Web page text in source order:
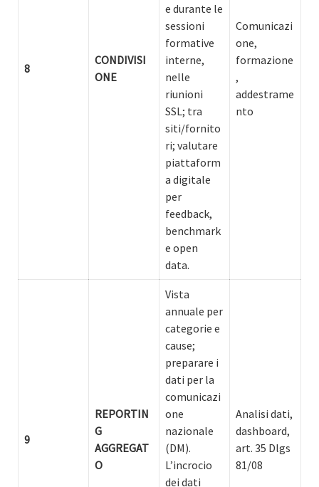
8
CONDIVISI
ONE
e durante le
sessioni
formative
interne,
nelle
riunioni
SSL; tra
siti/fornito
ri; valutare
piattaform
a digitale
per
feedback,
benchmark
e open
data.
Comunicazi
one,
formazione
,
addestrame
nto
9
REPORTIN
G
AGGREGAT
O
Vista
annuale per
categorie e
cause;
preparare i
dati per la
comunicazi
one
nazionale
(DM).
L’incrocio
dei dati
Analisi dati,
dashboard,
art. 35 Dlgs
81/08